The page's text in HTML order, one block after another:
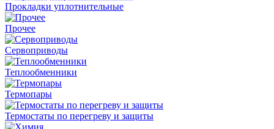
Прокладки уплотнительные
Прочее
Сервоприводы
Теплообменники
Термопары
Термостаты по перегреву и защиты